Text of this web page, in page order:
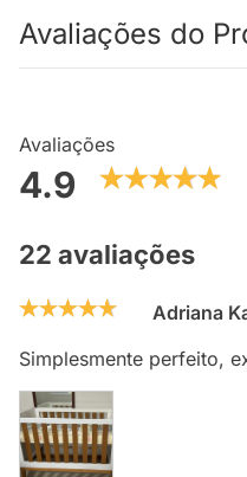
Avaliações do
Avaliações
4.9
22 avaliações
Adriana
Simplesmente perfeito,